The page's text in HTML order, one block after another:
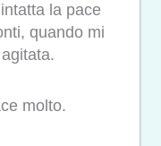
la pace
quando mi
molto.